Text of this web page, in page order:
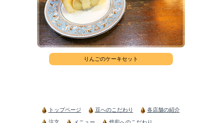
りんごのケーキセット
トップページ 豆へのこだわり 各店舗の紹介